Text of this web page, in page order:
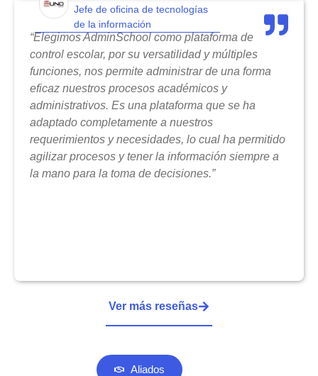
Jefe de oficina de tecnologías
de la información
“Elegimos AdminSchool como plataforma de
control escolar, por su versatilidad y múltiples
funciones, nos permite administrar de una forma
eficaz nuestros procesos académicos y
administrativos. Es una plataforma que se ha
adaptado completamente a nuestros
requerimientos y necesidades, lo cual ha permitido
agilizar procesos y tener la información siempre a
la mano para la toma de decisiones.”
Ver más reseñas
Aliados